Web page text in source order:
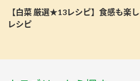
【白菜 厳選★13レシピ】食感も楽
レシピ